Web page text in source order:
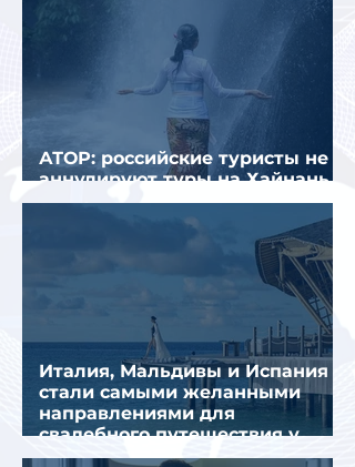
АТОР: российские туристы не
аннулируют туры на Хайнань
из-за тайфуна «Дельфин»
Италия, Мальдивы и Испания
стали самыми желанными
направлениями для
свадебного путешествия у
россиян